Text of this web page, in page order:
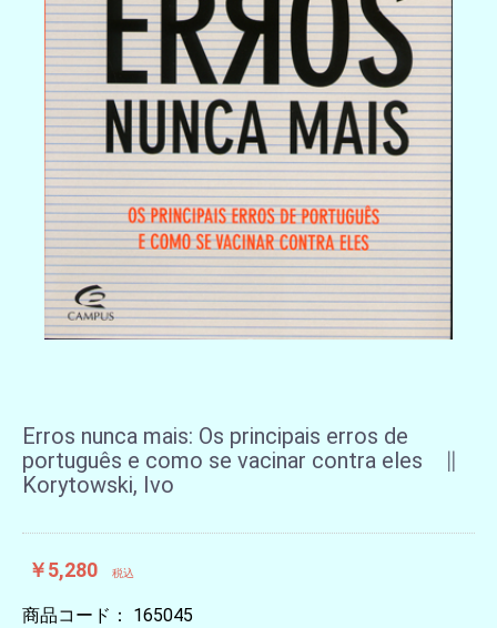
Erros nunca mais: Os principais erros de
português e como se vacinar contra eles ∥
Korytowski, Ivo
￥5,280 税込
商品コード： 165045